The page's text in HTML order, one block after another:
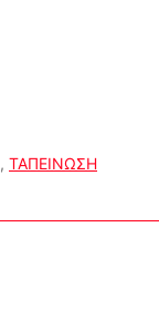
, ΤΑΠΕΙΝΩΣΗ